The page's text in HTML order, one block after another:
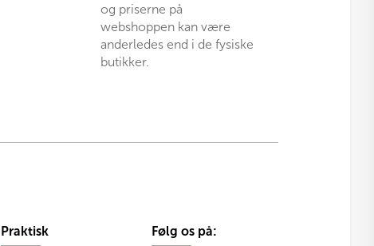
og priserne på
webshoppen kan være
anderledes end i de fysiske
butikker.
Praktisk Følg os på: